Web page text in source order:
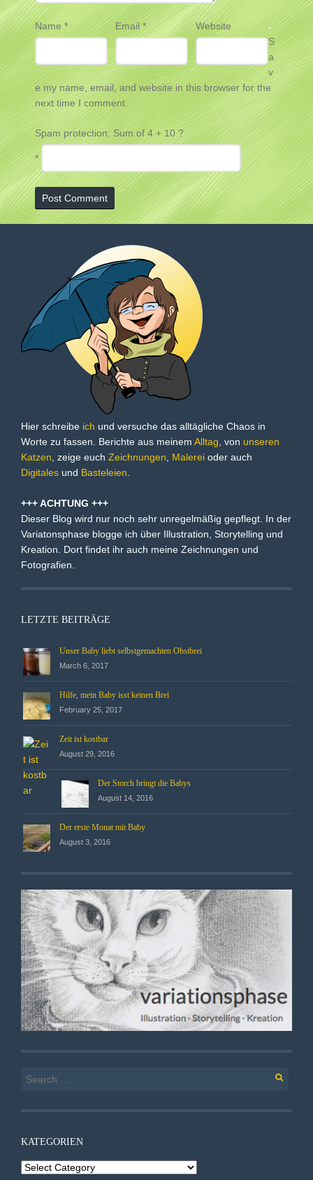
Name * Email*
Website
S
a
v
e my name, email, and website in this browser for the
next time I comment.
Spam protection: Sum of 4 + 10 ?
*
Hier schreibe ich und versuche das alltägliche Chaos in
Worte zu fassen. Berichte aus meinem Alltag , von unseren
Katzen , zeige euch Zeichnungen Malerei oder auch
Digitales und Basteleien
+++ ACHTUNG +++
Dieser Blog wird nur noch sehr unregelmäßig gepflegt. In der
Variatonsphase blogge ich über Illustration, Storytelling und
Kreation. Dort findet ihr auch meine Zeichnungen und
Fotografien.
LETZTE BEITRÄGE
Unser Baby liebt selbstgemachten Obstbrei
March 6, 2017
Hilfe, mein Baby isst keinen Brei
February 25, 2017
Zeit ist kostbar
August 29, 2016
Der Storch bringt die Babys
August 14, 2016
Der erste Monat mit Baby
August 3, 2016
Search
KATEGORIEN
Kategorien